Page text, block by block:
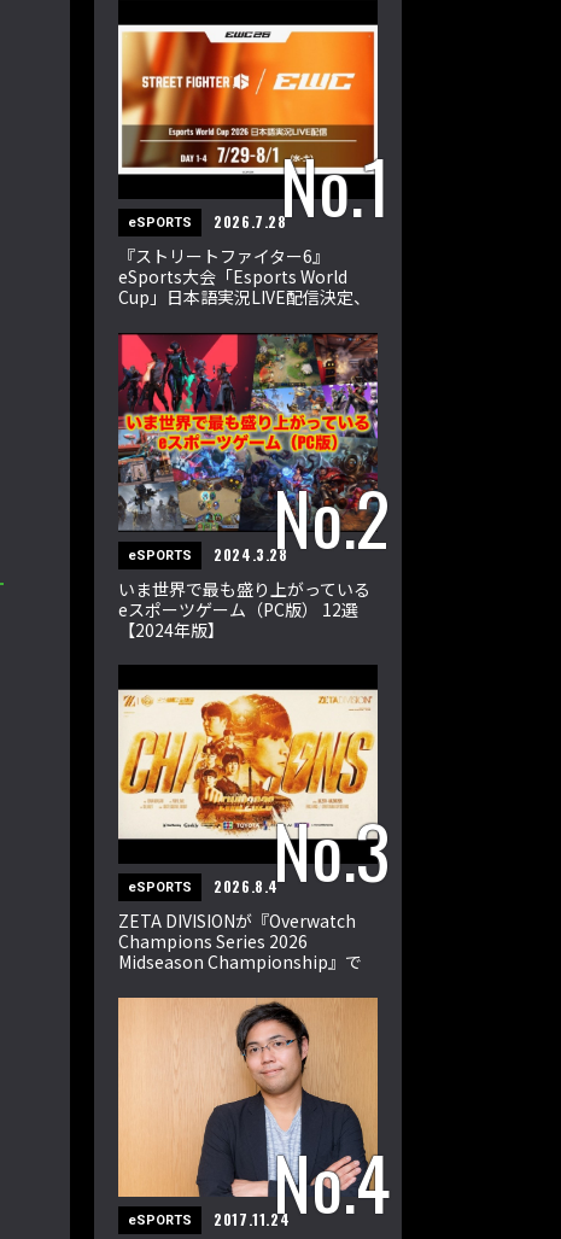
eSPORTS 2026.7.28
『ストリートファイター6』
eSports大会「Esports World
Cup」日本語実況LIVE配信決定、
eSPORTS 2024.3.28
いま世界で最も盛り上がっている
eスポーツゲーム（PC版） 12選
【2024年版】
eSPORTS 2026.8.4
ZETA DIVISIONが『Overwatch
Champions Series 2026
Midseason Championship』で
eSPORTS 2017.11.24